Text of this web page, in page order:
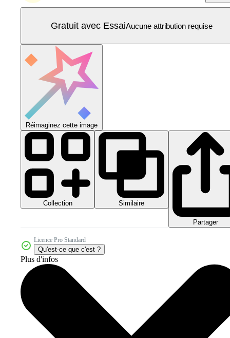
Gratuit avec EssaiAucune attribution requise
Réimaginez cette image
Collection Similaire
Partager
Licence Pro Standard
Qu'est-ce que c'est ?
Plus d'infos